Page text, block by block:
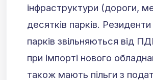
інфраструктури (дороги,
десятків парків.
парків звільняються від
при імпорті нового
також мають пільги з